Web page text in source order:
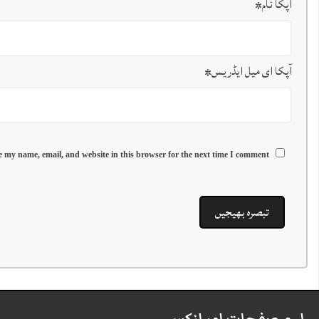
آپکا ای میل ایڈریس*
my name, email, and website in this browser for the next time I comment.